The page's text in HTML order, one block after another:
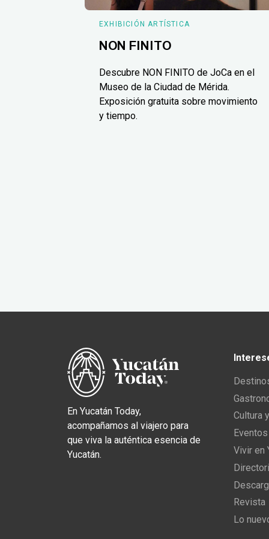
EXHIBICIÓN ARTÍSTICA
NON FINITO
Descubre NON FINITO de JoCa en el
Museo de la Ciudad de Mérida.
Exposición gratuita sobre movimiento
y tiempo.
En Yucatán Today,
acompañamos al viajero para
que viva la auténtica esencia de
Yucatán.
Cultura
Vivir en
Revista
Lo